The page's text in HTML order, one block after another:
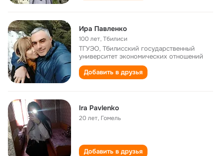
Ира Павленко
100 лет,Тбилиси
ТГУЭО, Тбилисский государственный
университет экономических отношений
Добавить в друзья
Ira Pavlenko
20 лет, Гомель
Добавить в друзья